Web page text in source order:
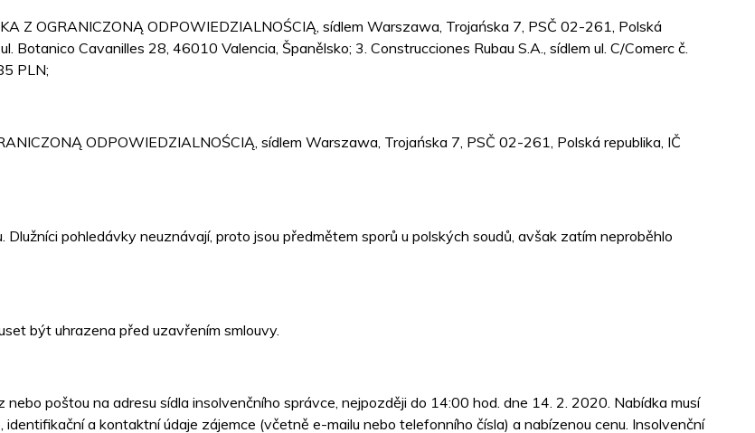
Z OGRANICZONĄ ODPOWIEDZIALNOŚCIĄ, sídlem Warszawa, Trojańska 7, PSČ 02-261, Polská
Botanico Cavanilles 28, 46010 Valencia, Španělsko; 3. Construcciones Rubau S.A., sídlem ul. C/Comerc č.
PLN;
ODPOWIEDZIALNOŚCIĄ, sídlem Warszawa, Trojańska 7, PSČ 02-261, Polská republika, IČ
pohledávky neuznávají, proto jsou předmětem sporů u polských soudů, avšak zatím neproběhlo
být uhrazena před uzavřením smlouvy.
poštou na adresu sídla insolvenčního správce, nejpozději do 14:00 hod. dne 14. 2. 2020. Nabídka musí
a kontaktní údaje zájemce (včetně e-mailu nebo telefonního čísla) a nabízenou cenu. Insolvenční